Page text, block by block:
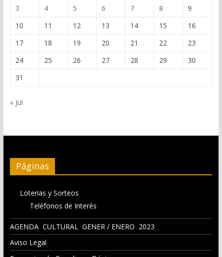
3
4 5 6 7 8
9
10
11 12 13 14 15
16
17
18 19 20 21 22
23
24
25 26 27 28 29
30
31
« Jul
Páginas
Loterias y Sorteos
Teléfonos de Interés
AGENDA CULTURAL GENER / ENERO 2023
Aviso Legal